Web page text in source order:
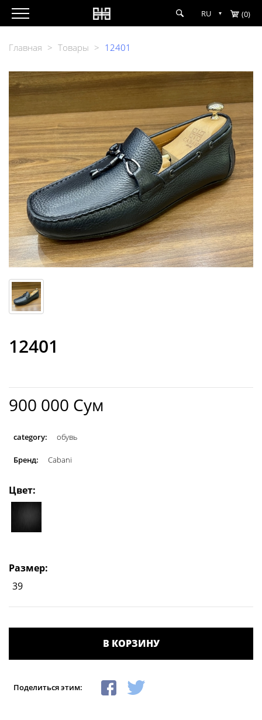
RU (0)
Главная > Товары > 12401
12401
900 000 Сум
category: обувь
Бренд: Cabani
Цвет:
Размер:
39
В КОРЗИНУ
Поделиться этим: